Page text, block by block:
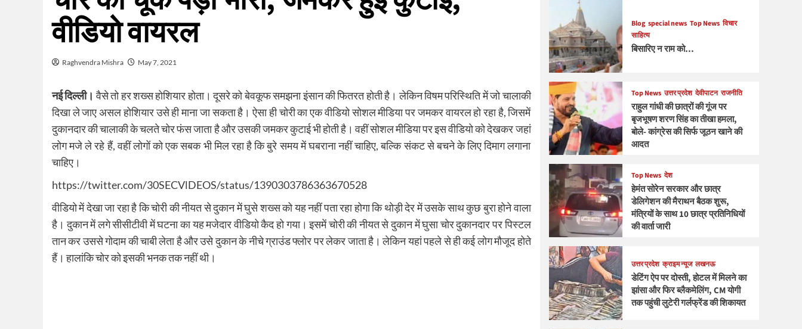
वीडियो वायरल
Raghvendra Mishra May 7, 2021
नई दिल्ली। वैसे तो हर शख्स होशियार होता। दूसरे को बेवकूफ समझना इंसान की फितरत होती है। लेकिन विषम परिस्थिति में जो चालाकी
दिखा ले जाए असल होशियार उसे ही माना जा सकता है। ऐसा ही चोरी का एक वीडियो सोशल मीडिया पर जमकर वायरल हो रहा है, जिसमें
दुकानदार की चालाकी के चलते चोर फंस जाता है और उसकी जमकर कुटाई भी होती है। वहीं सोशल मीडिया पर इस वीडियो को देखकर जहां
लोग मजे ले रहे हैं, वहीं लोगों को एक सबक भी मिल रहा है कि बुरे समय में घबराना नहीं चाहिए, बल्कि संकट से बचने के लिए दिमाग लगाना
चाहिए।
https://twitter.com/30SECVlDEOS/status/1390303786363670528
वीडियो में देखा जा रहा है कि चोरी की नीयत से दुकान में घुसे शख्स को यह नहीं पता रहा होगा कि थोड़ी देर में उसके साथ कुछ बुरा होने वाला
है। दुकान में लगे सीसीटीवी में घटना का यह मजेदार वीडियो कैद हो गया। इसमें चोरी की नीयत से दुकान में घुसा चोर दुकानदार पर पिस्टल
तान कर उससे गोदाम की चाबी लेता है और उसे दुकान के नीचे ग्राउंड फ्लोर पर लेकर जाता है। लेकिन यहां पहले से ही कई लोग मौजूद होते
हैं। हालांकि चोर को इसकी भनक तक नहीं थी।
Blog special news Top News विचार
साहित्य
बिसारिए न राम को…
Top News उत्तर प्रदेश देवीपाटन राजनीति
राहुल गांधी की छात्रों की गूंज पर
बृजभूषण शरण सिंह का तीखा हमला,
बोले- कांग्रेस की सिर्फ जूठन खाने की
आदत
Top News देश
हेमंत सोरेन सरकार और छात्र
डेलिगेशन की मैराथन बैठक शुरू,
मंत्रियों के साथ 10 छात्र प्रतिनिधियों
की वार्ता जारी
उत्तर प्रदेश क्राइम न्यूज लखनऊ
डेटिंग ऐप पर दोस्ती, होटल में मिलने का
झांसा और फिर ब्लैकमेलिंग, CM योगी
तक पहुंची लुटेरी गर्लफ्रेंड की शिकायत